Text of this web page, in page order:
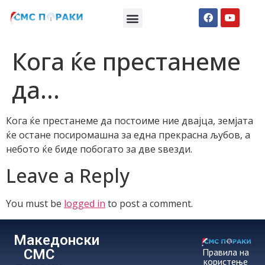
Кога ќе престанеме
да…
Кога ќе престанеме да постоиме ние двајца, земјата
ќе остане посиромашна за една прекрасна љубов, а
небото ќе биде побогато за две ѕвезди.
Leave a Reply
You must be logged in to post a comment.
Македонски
СМС
Правила на
користење